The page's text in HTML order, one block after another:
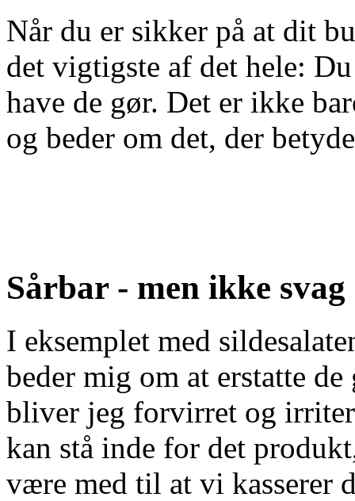
Når du er sikker på at dit
det vigtigste af det hele:
have de gør. Det er ikke
og beder om det, der
Sårbar - men ikke svag
I eksemplet med
beder mig om at erstatte
bliver jeg forvirret og
kan stå inde for det
være med til at vi kasserer